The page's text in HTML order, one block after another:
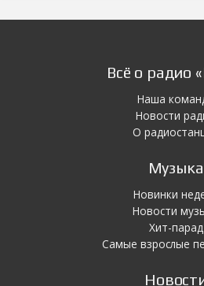
Всё о радио
Наша
Новости
О
Музыка
Новинки
Новости
Хит-парад
Самые взрослые